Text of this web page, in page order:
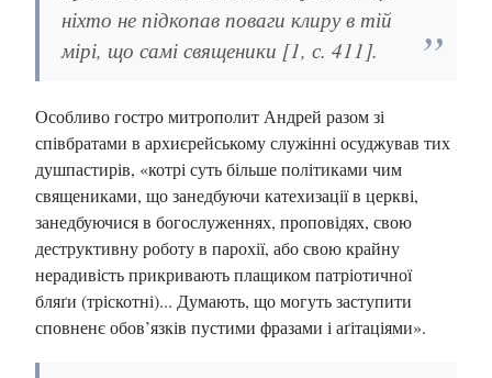
ніхто не підкопав поваги клиру в тій
мірі, що самі священики [1, с. 411].
Особливо гостро митрополит Андрей разом зі
співбратами в архиєрейському служінні осуджував тих
душпастирів, «котрі суть більше політиками чим
священиками, що занедбуючи катехизації в церкві,
занедбуючися в богослуженнях, проповідях, свою
деструктивну роботу в парохії, або свою крайну
нерадивість прикривають плащиком патріотичної
бляґи (тріскотні)... Думають, що могуть заступити
сповненє обов’язків пустими фразами і аґітаціями».